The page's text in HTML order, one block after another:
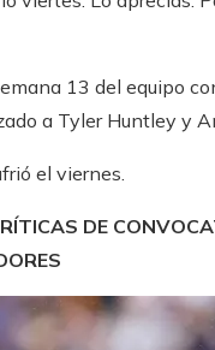
13 del equipo
a Tyler Huntley y
el viernes.
DE